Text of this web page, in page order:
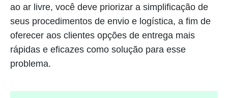
ao ar livre, você deve priorizar a simplificação de
seus procedimentos de envio e logística, a fim de
oferecer aos clientes opções de entrega mais
rápidas e eficazes como solução para esse
problema.